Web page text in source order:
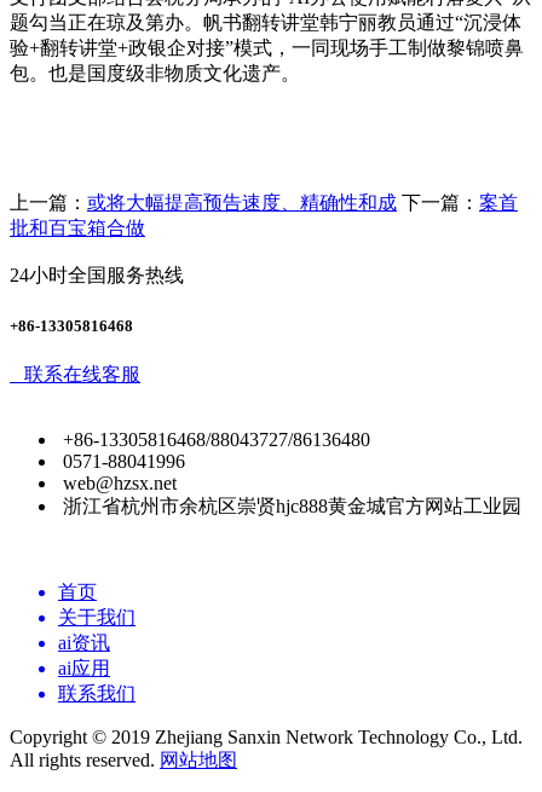
题勾当正在琼及第办。帆书翻转讲堂韩宁丽教员通过“沉浸体
验+翻转讲堂+政银企对接”模式，一同现场手工制做黎锦喷鼻
包。也是国度级非物质文化遗产。
上一篇： 或将大幅提高预告速度、精确性和成 下一篇： 案首
批和百宝箱合做
24小时全国服务热线
+86-13305816468
联系在线客服
+86-13305816468/88043727/86136480
0571-88041996
web@hzsx.net
浙江省杭州市余杭区崇贤hjc888黄金城官方网站工业园
首页
关于我们
ai资讯
ai应用
联系我们
Copyright © 2019 Zhejiang Sanxin Network Technology Co., Ltd.
All rights reserved. 网站地图